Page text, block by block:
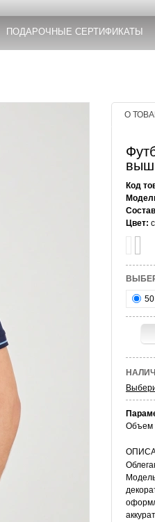
ПОДАРОЧНЫЕ СЕРТИФИКАТЫ
О
Код
Цвет:
Объем